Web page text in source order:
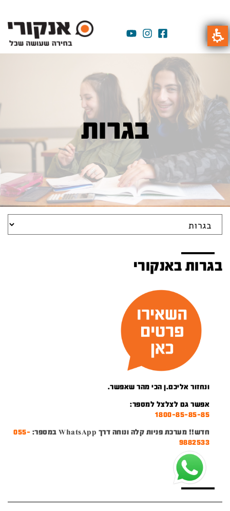
בגרות
בגרות באנקורי
ונחזור אליכם.ן הכי מהר שאפשר.
אפשר גם לצלצל למספר:
1800-85-85-85
חדש!! מערכת פניות קלה ונוחה דרך WhatsApp במספר:
055-
9882533